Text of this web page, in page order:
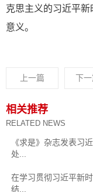
克思主义的习近平
意义。
上一篇 下一
相关推荐
RELATED NEWS
《求是》杂志发表习
处...
在学习贯彻习近平新
结...